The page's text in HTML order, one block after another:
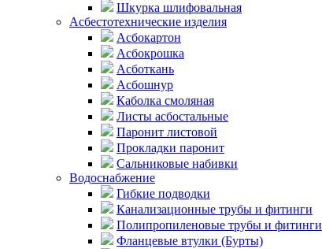
Шкурка шлифовальная
Асбестотехнические изделия
Асбокартон
Асбокрошка
Асботкань
Асбошнур
Каболка смоляная
Листы асбостальные
Паронит листовой
Прокладки паронит
Сальниковые набивки
Водоснабжение
Гибкие подводки
Канализационные трубы и фитинги
Полипропиленовые трубы и фитинги
Фланцевые втулки (Бурты)